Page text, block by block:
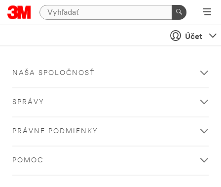
Účet
NAŠA SPOLOČNOSŤ
SPRÁVY
PRÁVNE PODMIENKY
POMOC